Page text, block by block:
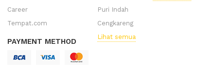
Career
Tempat.com
PAYMENT METHOD
Puri Indah
Cengkareng
Lihat semua